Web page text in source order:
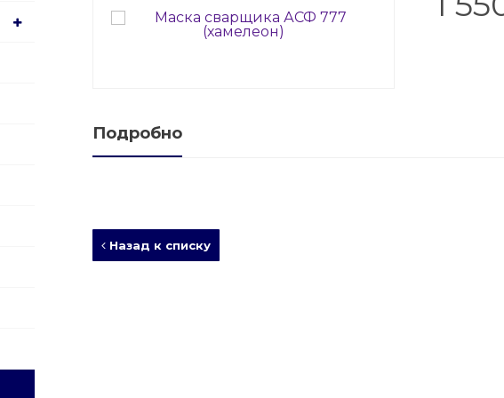
Углекислотные баллоны
Подробно
Назад к списку